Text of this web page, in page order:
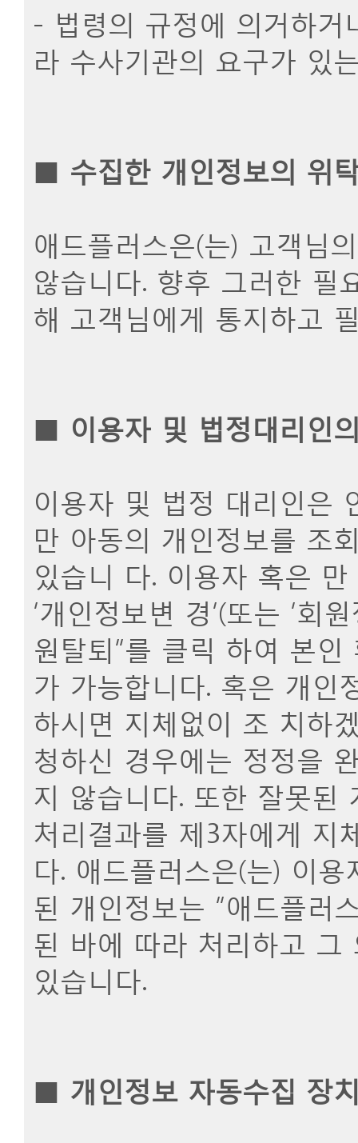
- 법령의 규정에 의거하
라 수사기관의 요구가 있
■ 수집한 개인정보의 위
애드플러스은(는) 고객님
않습니다. 향후 그러한 필
해 고객님에게 통지하고
■ 이용자 및 법정대리인
이용자 및 법정 대리인은
만 아동의 개인정보를 조
있습니 다. 이용자 혹은
‘개인정보변 경’(또는 ‘회
원탈퇴”를 클릭 하여 본
가 가능합니다. 혹은 개인
하시면 지체없이 조 치하
청하신 경우에는 정정을
지 않습니다. 또한 잘못된
처리결과를 제3자에게 지
다. 애드플러스은(는) 이
된 개인정보는 “애드플러
된 바에 따라 처리하고
있습니다.
■ 개인정보 자동수집 장